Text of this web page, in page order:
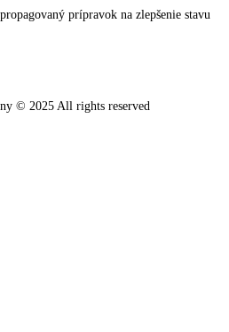
prípravok na zlepšenie stavu
© 2025 All rights reserved